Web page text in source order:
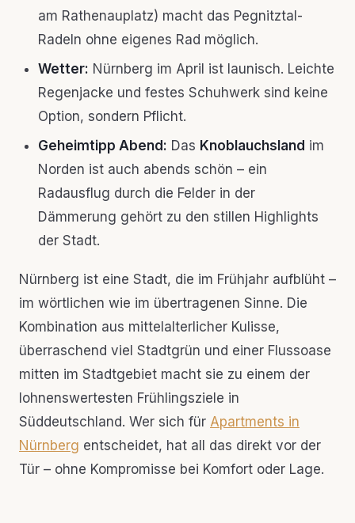
am Rathenauplatz) macht das Pegnitztal-
Radeln ohne eigenes Rad möglich.
Wetter: Nürnberg im April ist launisch. Leichte
Regenjacke und festes Schuhwerk sind keine
Option, sondern Pflicht.
Geheimtipp Abend: Das Knoblauchsland im
Norden ist auch abends schön – ein
Radausflug durch die Felder in der
Dämmerung gehört zu den stillen Highlights
der Stadt.
Nürnberg ist eine Stadt, die im Frühjahr aufblüht –
im wörtlichen wie im übertragenen Sinne. Die
Kombination aus mittelalterlicher Kulisse,
überraschend viel Stadtgrün und einer Flussoase
mitten im Stadtgebiet macht sie zu einem der
lohnenswertesten Frühlingsziele in
Süddeutschland. Wer sich für Apartments in
Nürnberg entscheidet, hat all das direkt vor der
Tür – ohne Kompromisse bei Komfort oder Lage.